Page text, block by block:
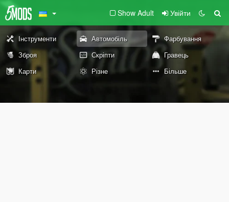
Show Adult Увійти
Інструменти Автомобіль
Фарбування
Зброя
Скріпти
Гравець
Карти
Різне Більше